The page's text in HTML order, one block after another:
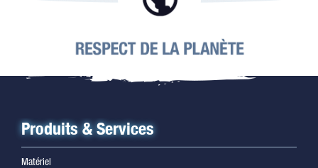
Produits & Services
Matériel